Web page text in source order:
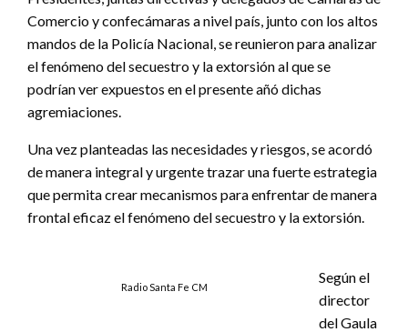
Comercio y confecámaras a nivel país, junto con los altos
mandos de la Policía Nacional, se reunieron para analizar
el fenómeno del secuestro y la extorsión al que se
podrían ver expuestos en el presente añó dichas
agremiaciones.
Una vez planteadas las necesidades y riesgos, se acordó
de manera integral y urgente trazar una fuerte estrategia
que permita crear mecanismos para enfrentar de manera
frontal eficaz el fenómeno del secuestro y la extorsión.
Radio Santa Fe CM
Según el
director
del Gaula